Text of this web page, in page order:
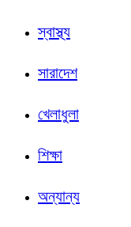
স্বাস্থ্য
সারাদেশ
খেলাধুলা
শিক্ষা
অন্যান্য